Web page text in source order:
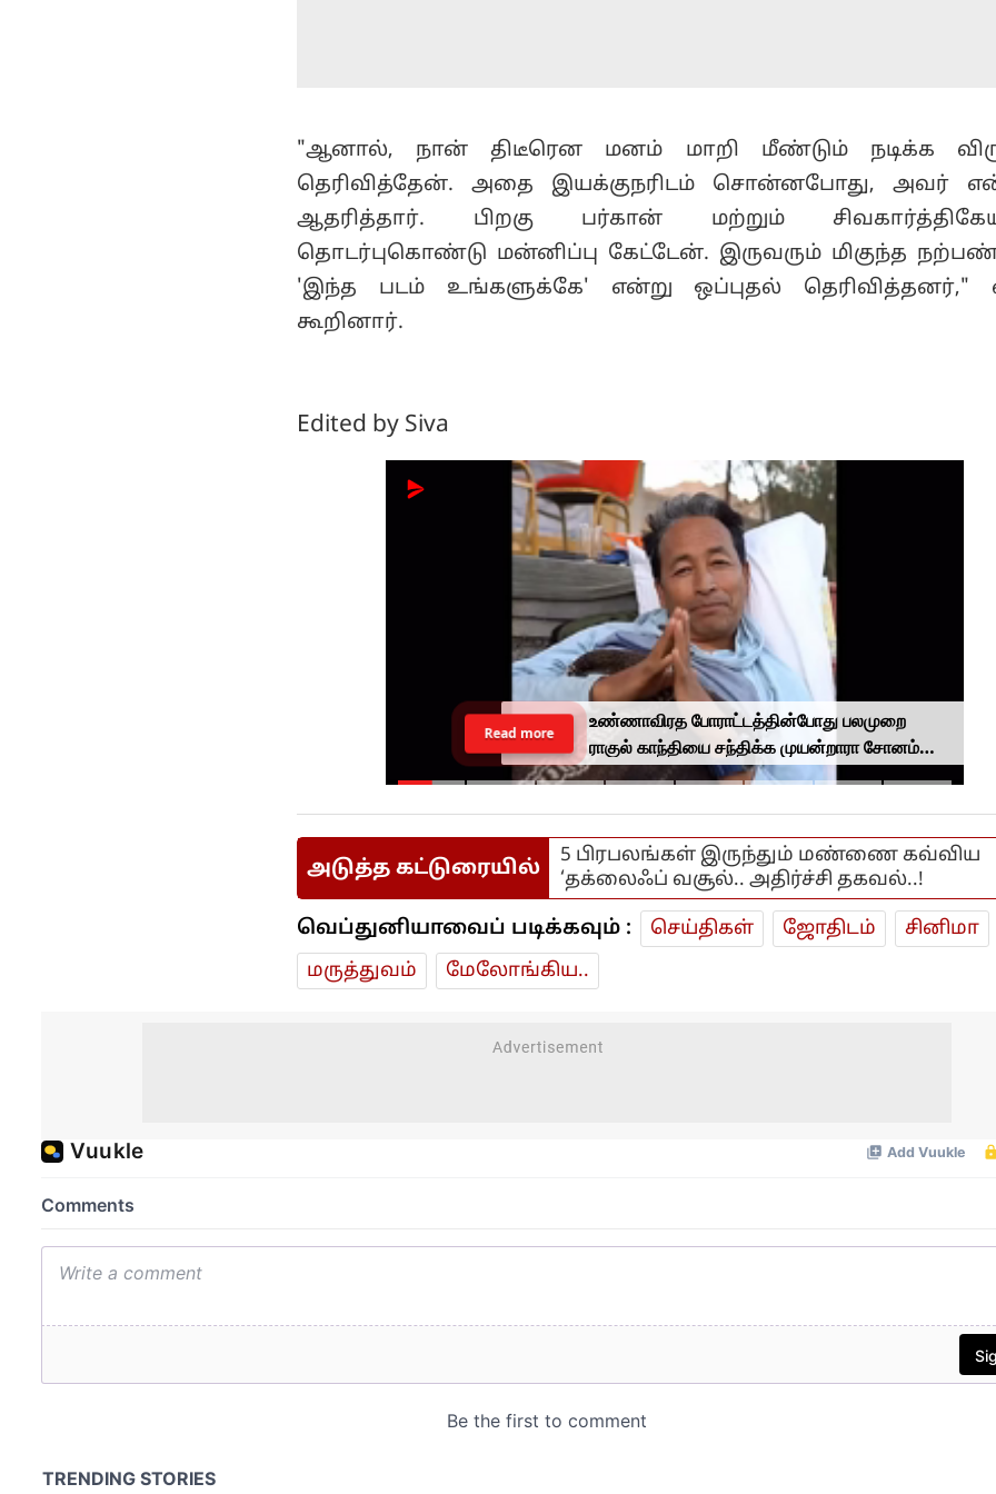
"ஆனால், நான் திடீரென மனம் மாறி மீண்டும் நடிக்க
தெரிவித்தேன். அதை இயக்குநரிடம் சொன்னபோது, அவர்
ஆதரித்தார். பிறகு பர்கான் மற்றும்
தொடர்புகொண்டு மன்னிப்பு கேட்டேன். இருவரும் மிகுந்த
'இந்த படம் உங்களுக்கே' என்று ஒப்புதல் தெரிவித்தனர்,"
கூறினார்.
Edited by Siva
உண்ணாவிரத போராட்டத்தின்போது பலமுறை
ராகுல் காந்தியை சந்திக்க முயன்றாரா சோனம்
வாங்சுக் மனைவி.. ஆனால் பலனில்லை...
Read more
அடுத்த கட்டுரையில்
5 பிரபலங்கள் இருந்தும் மண்ணை கவ்விய
‘தக்லைஃப் வசூல்.. அதிர்ச்சி தகவல்..!
வெப்துனியாவைப் படிக்கவும் : செய்திகள் ஜோ‌திட‌ம்
சினிமா
மரு‌த்துவ‌ம்
மேலோங்கிய..